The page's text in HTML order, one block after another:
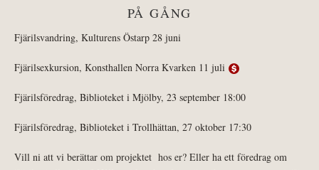
PÅ GÅNG
Fjärilsvandring, Kulturens Östarp 28 juni
Fjärilsexkursion, Konsthallen Norra Kvarken 11 juli
Fjärilsföredrag, Biblioteket i Mjölby, 23 september 18:00
Fjärilsföredrag, Biblioteket i Trollhättan, 27 oktober 17:30
Vill ni att vi berättar om projektet hos er? Eller ha ett föredrag om